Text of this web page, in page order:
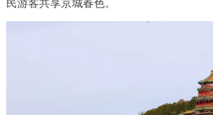
政策兑现 政策解读
民游客共享京城春色。